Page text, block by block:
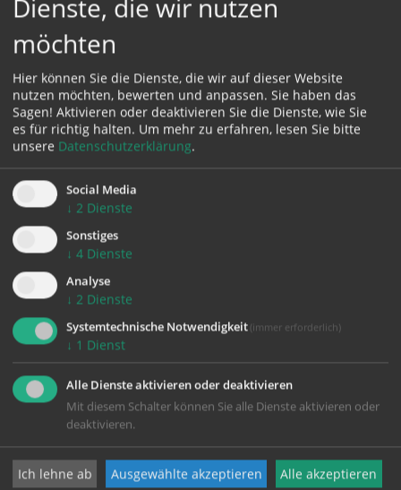
Die Hl. Junia kommt beim Urzeugen des Christentums,
dem hl. Paulus als Apostelin der ersten Reihe vor,
zusammen mit Andronikus. Im Vergleich dazu wird
Maria, die Mutter Jesu, bei Paulus überhaupt nie
erwähnt. Seit dem Mittelalter wurde sie als Mann
namens Junius tradiert, bis man diese Verfälschung
erst im letzten Jahrhundert entdeckte und korrigierte.
Sie ist die einzige Frau im Neuen Testament, die mit
dem "Apostel"-Titel verbunden wird, weshalb sie in der
Frauenordinationsdiskusion von Bedeutung
ist. Möglicherweise war sie noch Zeitzeugin Jesu und
Dienste, die wir nutzen
möchten
Hier können Sie die Dienste, die wir auf dieser Website
nutzen möchten, bewerten und anpassen. Sie haben das
Sagen! Aktivieren oder deaktivieren Sie die Dienste, wie Sie
es für richtig halten. Um mehr zu erfahren, lesen Sie bitte
unsere Datenschutzerklärung.
Social Media
↓ 2 Dienste
Sonstiges
↓ 4 Dienste
Analyse
↓ 2 Dienste
Systemtechnische Notwendigkeit (immer erforderlich)
↓ 1 Dienst
Alle Dienste aktivieren oder deaktivieren
Mit diesem Schalter können Sie alle Dienste aktivieren oder
deaktivieren.
Ich lehne ab Ausgewählte akzeptieren Alle akzeptieren